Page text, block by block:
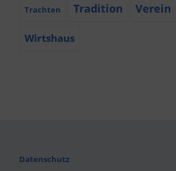
Trachten Tradition Verein
Wirtshaus
Datenschutz